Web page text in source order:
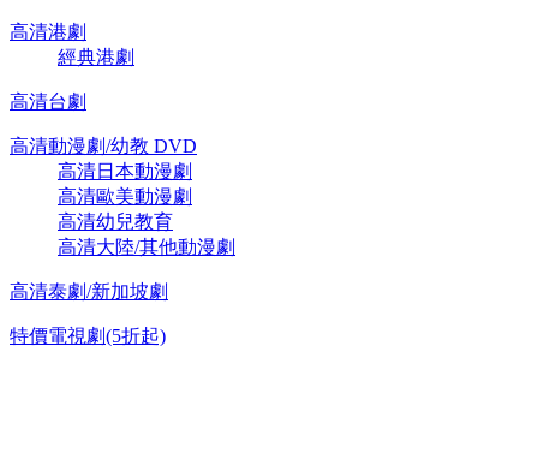
高清港劇
經典港劇
高清台劇
高清動漫劇/幼教 DVD
高清日本動漫劇
高清歐美動漫劇
高清幼兒教育
高清大陸/其他動漫劇
高清泰劇/新加坡劇
特價電視劇(5折起)